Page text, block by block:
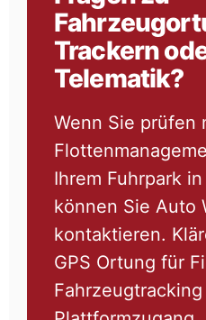
Trackern
Telematik?
Wenn Sie prüfen
Ihrem Fuhrpark
können Sie Auto
kontaktieren.
GPS Ortung für
Fahrzeugtracking